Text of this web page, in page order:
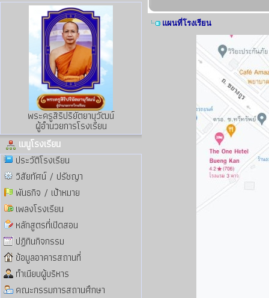
พระครูสิริปริยัตยานุวัฒน์
ผู้อำนวยการโรงเรียน
เมนูโรงเรียน
ประวัติโรงเรียน
วิสัยทัศน์ / ปรัชญา
พันธกิจ / เป้าหมาย
เพลงโรงเรียน
หลักสูตรที่เปิดสอน
ปฏิทินกิจกรรม
ข้อมูลอาคารสถานที่
ทำเนียบผู้บริหาร
คณะกรรมการสถานศึกษา
แผนที่โรงเรียน